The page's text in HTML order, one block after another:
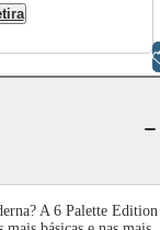
A 6 Palette Edition
Libras